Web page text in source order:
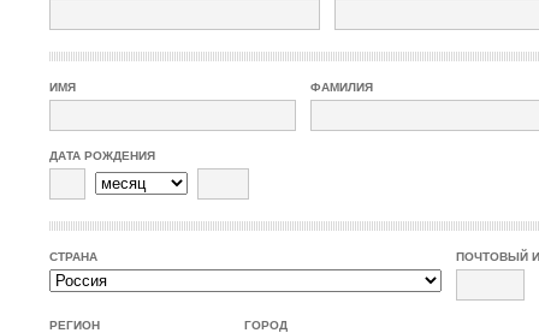
ИМЯ ФАМИЛИЯ
ДАТА РОЖДЕНИЯ
СТРАНА ПОЧТОВЫЙ
РЕГИОН ГОРОД